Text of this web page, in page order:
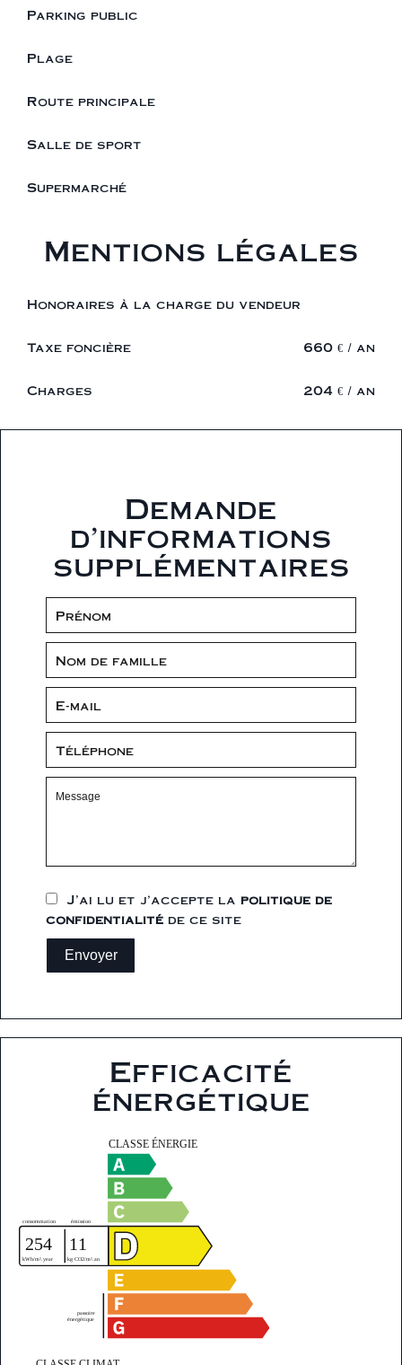
Parking public
Plage
Route principale
Salle de sport
Supermarché
Mentions légales
Honoraires à la charge du vendeur
Taxe foncière 660 € / an
Charges 204 € / an
Demande
d'informations
supplémentaires
J’ai lu et j'accepte la politique de
confidentialité de ce site
Envoyer
Efficacité
énergétique